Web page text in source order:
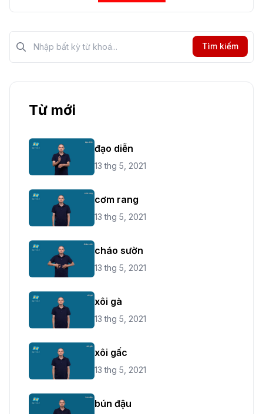
Tìm kiếm?>
Tìm kiếm
Từ mới
đạo diễn
13 thg 5, 2021
cơm rang
13 thg 5, 2021
cháo sườn
13 thg 5, 2021
xôi gà
13 thg 5, 2021
xôi gấc
13 thg 5, 2021
bún đậu